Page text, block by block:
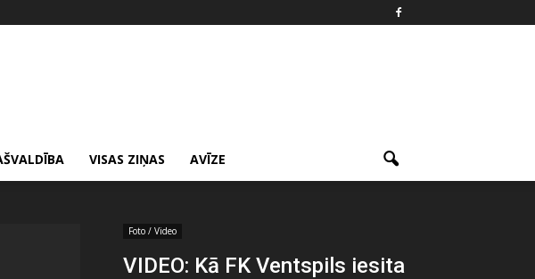
VISAS ZIŅAS AVĪZE
Foto / Video
VIDEO: Kā FK Ventspils iesita